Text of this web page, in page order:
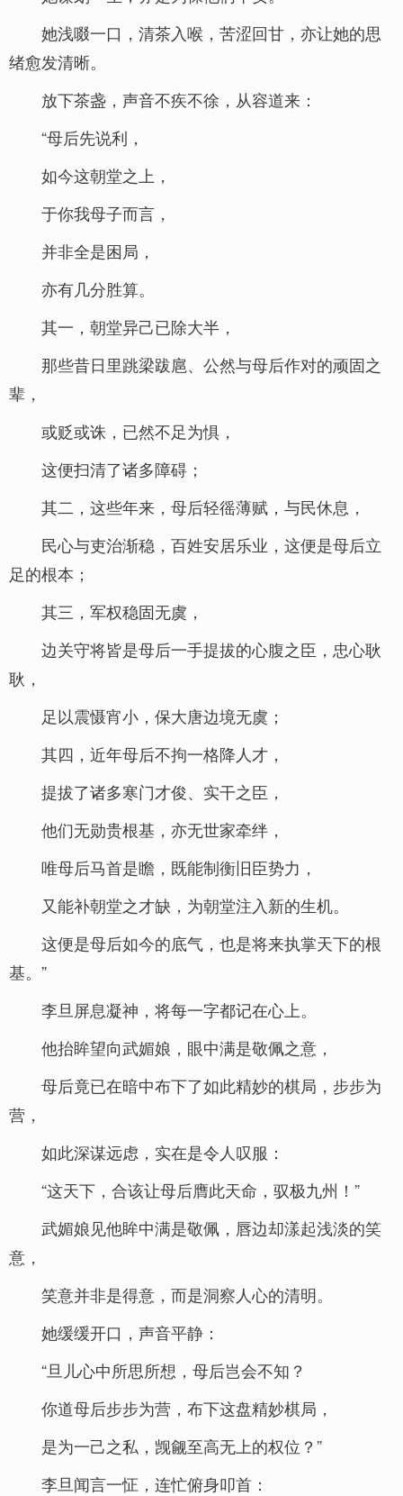
她浅啜一口，清茶入喉，苦涩回甘，亦让她的思
绪愈发清晰。
放下茶盏，声音不疾不徐，从容道来：
“母后先说利，
如今这朝堂之上，
于你我母子而言，
并非全是困局，
亦有几分胜算。
其一，朝堂异己已除大半，
那些昔日里跳梁跋扈、公然与母后作对的顽固之
辈，
或贬或诛，已然不足为惧，
这便扫清了诸多障碍；
其二，这些年来，母后轻徭薄赋，与民休息，
民心与吏治渐稳，百姓安居乐业，这便是母后立
足的根本；
其三，军权稳固无虞，
边关守将皆是母后一手提拔的心腹之臣，忠心耿
耿，
足以震慑宵小，保大唐边境无虞；
其四，近年母后不拘一格降人才，
提拔了诸多寒门才俊、实干之臣，
他们无勋贵根基，亦无世家牵绊，
唯母后马首是瞻，既能制衡旧臣势力，
又能补朝堂之才缺，为朝堂注入新的生机。
这便是母后如今的底气，也是将来执掌天下的根
基。”
李旦屏息凝神，将每一字都记在心上。
他抬眸望向武媚娘，眼中满是敬佩之意，
母后竟已在暗中布下了如此精妙的棋局，步步为
营，
如此深谋远虑，实在是令人叹服：
“这天下，合该让母后膺此天命，驭极九州！”
武媚娘见他眸中满是敬佩，唇边却漾起浅淡的笑
意，
笑意并非是得意，而是洞察人心的清明。
她缓缓开口，声音平静：
“旦儿心中所思所想，母后岂会不知？
你道母后步步为营，布下这盘精妙棋局，
是为一己之私，觊觎至高无上的权位？”
李旦闻言一怔，连忙俯身叩首：